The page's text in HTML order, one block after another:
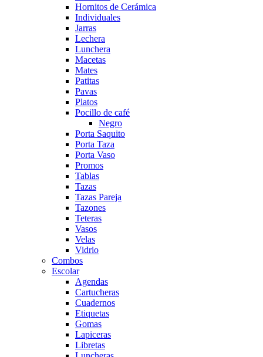
Hornitos de Cerámica
Individuales
Jarras
Lechera
Lunchera
Macetas
Mates
Patitas
Pavas
Platos
Pocillo de café
Negro
Porta Saquito
Porta Taza
Porta Vaso
Promos
Tablas
Tazas
Tazas Pareja
Tazones
Teteras
Vasos
Velas
Vidrio
Combos
Escolar
Agendas
Cartucheras
Cuadernos
Etiquetas
Gomas
Lapiceras
Libretas